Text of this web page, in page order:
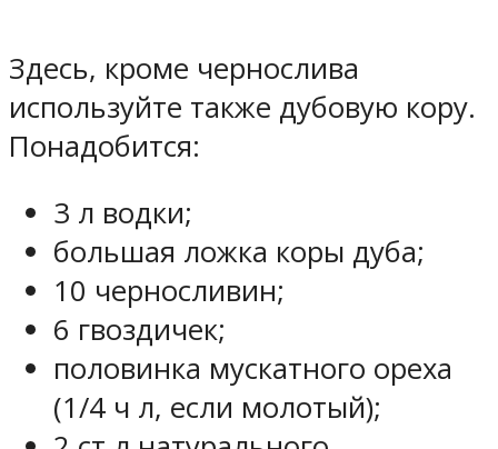
Здесь, кроме чернослива
используйте также дубовую кору.
Понадобится:
3 л водки;
большая ложка коры дуба;
10 черносливин;
6 гвоздичек;
половинка мускатного ореха
(1/4 ч л, если молотый);